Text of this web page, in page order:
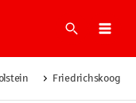
Suche
Friedrichskoog